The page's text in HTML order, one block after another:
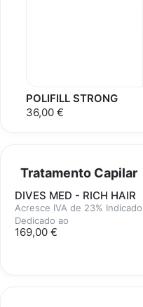
POLIFILL STRONG
36,00 €
Tratamento Capilar
DIVES MED - RICH HAIR
Acresce IVA de 23%
Dedicado ao
169,00 €